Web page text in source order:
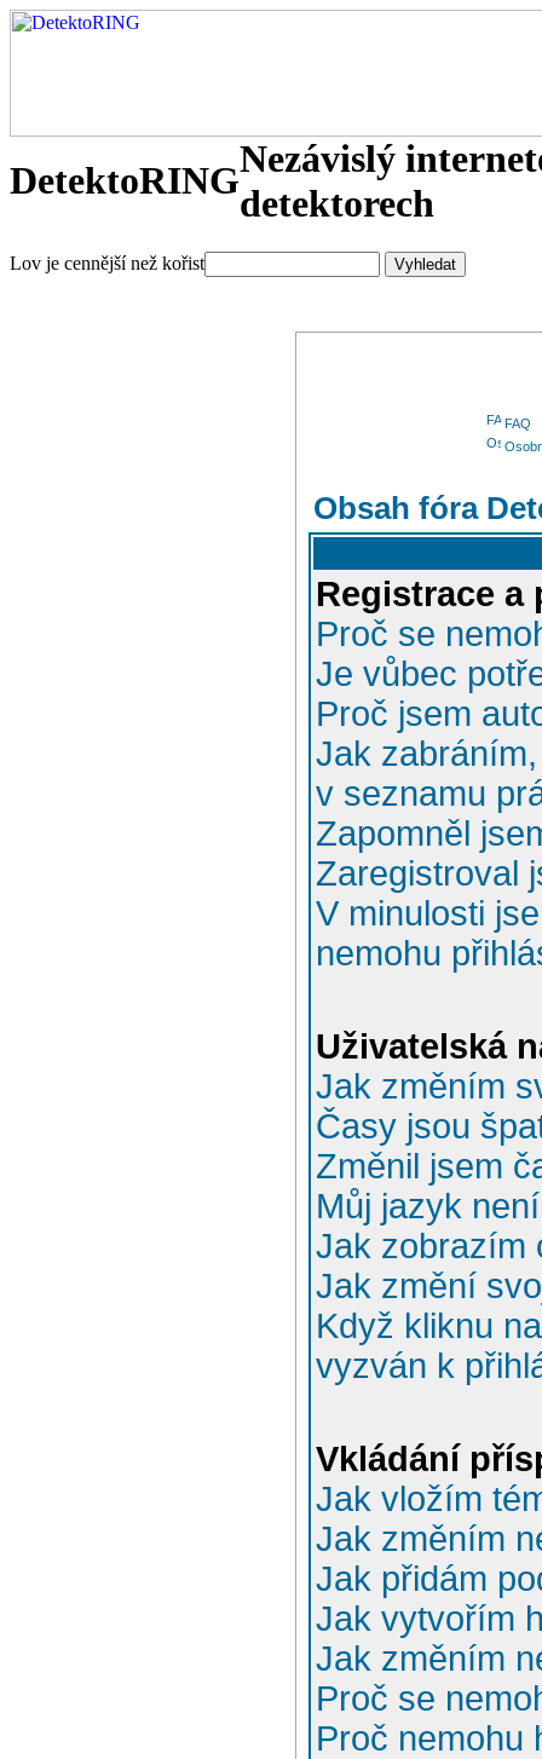
DetektoRINGNezávislý
detektorech
Lov je cennější než kořist
FAQ
Obsah fóra
Registrace a
Proč se
Je vůbec
Proč jsem
Jak
v seznamu
Zapomněl
Zaregistroval
V minulosti
nemohu
Uživatelská
Jak změním
Časy jsou
Změnil jsem
Můj jazyk
Jak zobrazím
Jak změní
Když kliknu
vyzván k
Vkládání
Jak vložím
Jak změním
Jak přidám
Jak vytvořím
Jak změním
Proč se
Proč nemohu